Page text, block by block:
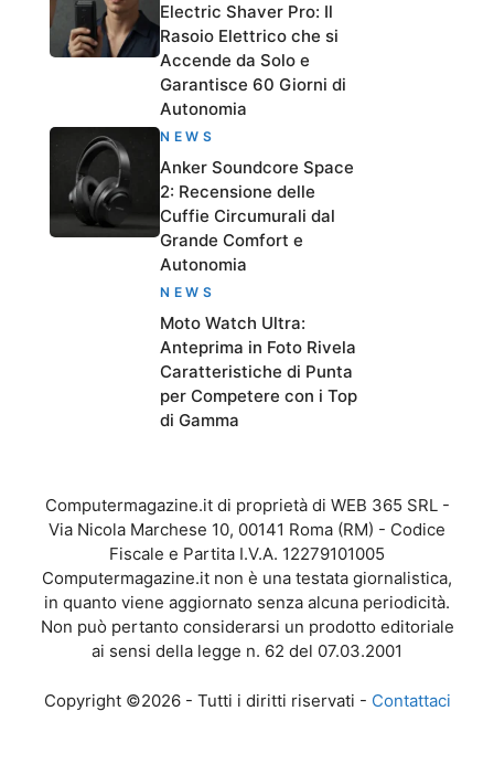
Electric Shaver Pro: Il
Rasoio Elettrico che si
Accende da Solo e
Garantisce 60 Giorni di
Autonomia
NEWS
Anker Soundcore Space
2: Recensione delle
Cuffie Circumurali dal
Grande Comfort e
Autonomia
NEWS
Moto Watch Ultra:
Anteprima in Foto Rivela
Caratteristiche di Punta
per Competere con i Top
di Gamma
Computermagazine.it di proprietà di WEB 365 SRL -
Via Nicola Marchese 10, 00141 Roma (RM) - Codice
Fiscale e Partita I.V.A. 12279101005
Computermagazine.it non è una testata giornalistica,
in quanto viene aggiornato senza alcuna periodicità.
Non può pertanto considerarsi un prodotto editoriale
ai sensi della legge n. 62 del 07.03.2001
Copyright ©2026 - Tutti i diritti riservati - Contattaci